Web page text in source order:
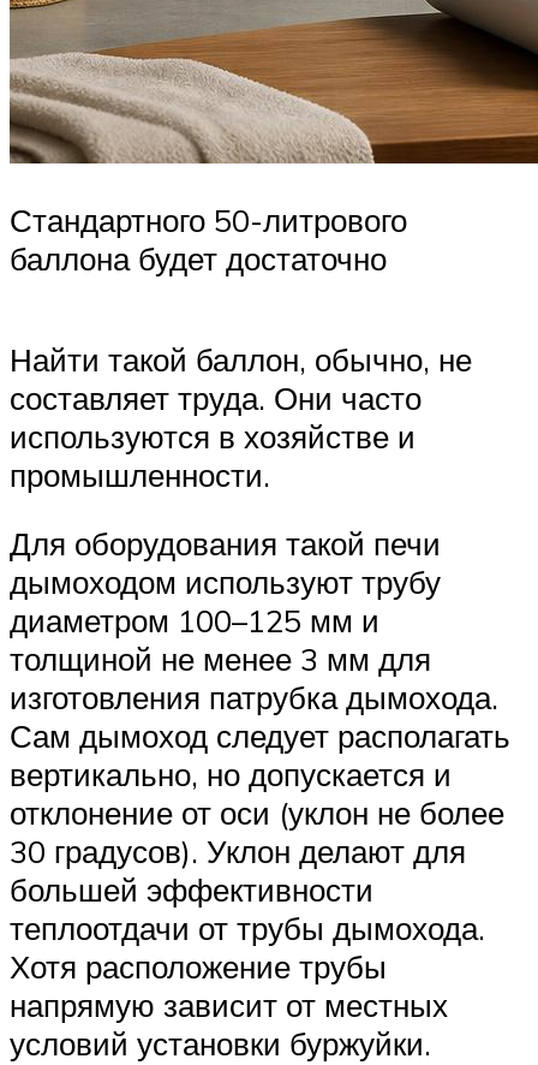
Стандартного 50-литрового
баллона будет достаточно
Найти такой баллон, обычно, не
составляет труда. Они часто
используются в хозяйстве и
промышленности.
Для оборудования такой печи
дымоходом используют трубу
диаметром 100–125 мм и
толщиной не менее 3 мм для
изготовления патрубка дымохода.
Сам дымоход следует располагать
вертикально, но допускается и
отклонение от оси (уклон не более
30 градусов). Уклон делают для
большей эффективности
теплоотдачи от трубы дымохода.
Хотя расположение трубы
напрямую зависит от местных
условий установки буржуйки.